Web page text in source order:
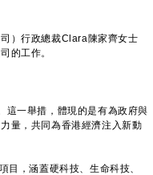
）行政總裁Clara陳家齊女士
的工作。
一舉措，體現的是有為政府與
量，共同為香港經濟注入新動
，涵蓋硬科技、生命科技、